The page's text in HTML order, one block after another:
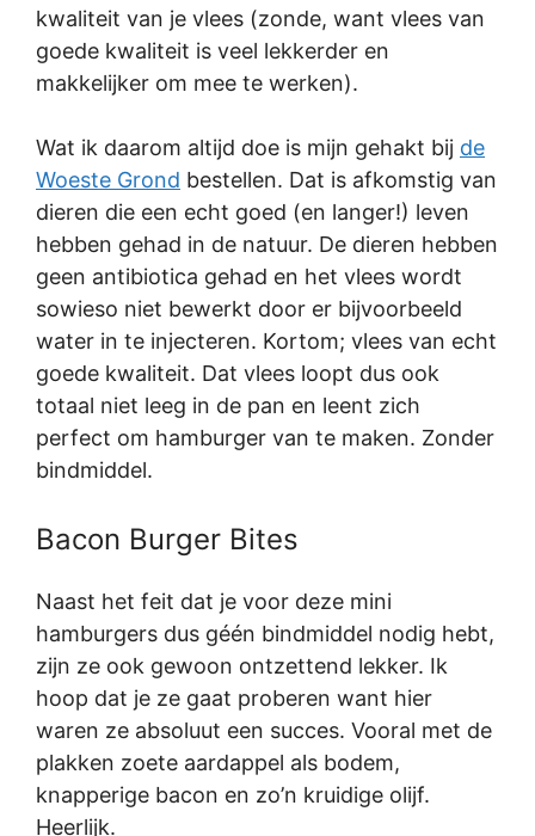
kwaliteit van je vlees (zonde, want vlees van
goede kwaliteit is veel lekkerder en
makkelijker om mee te werken).
Wat ik daarom altijd doe is mijn gehakt bij de
Woeste Grond bestellen. Dat is afkomstig van
dieren die een echt goed (en langer!) leven
hebben gehad in de natuur. De dieren hebben
geen antibiotica gehad en het vlees wordt
sowieso niet bewerkt door er bijvoorbeeld
water in te injecteren. Kortom; vlees van echt
goede kwaliteit. Dat vlees loopt dus ook
totaal niet leeg in de pan en leent zich
perfect om hamburger van te maken. Zonder
bindmiddel.
Bacon Burger Bites
Naast het feit dat je voor deze mini
hamburgers dus géén bindmiddel nodig hebt,
zijn ze ook gewoon ontzettend lekker. Ik
hoop dat je ze gaat proberen want hier
waren ze absoluut een succes. Vooral met de
plakken zoete aardappel als bodem,
knapperige bacon en zo’n kruidige olijf.
Heerlijk.